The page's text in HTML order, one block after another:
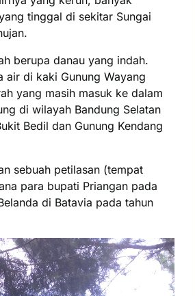
tinggal di sekitar Sungai
berupa danau yang indah.
air di kaki Gunung Wayang
yang masih masuk ke dalam
di wilayah Bandung Selatan
Bedil dan Gunung Kendang
sebuah petilasan (tempat
para bupati Priangan pada
di Batavia pada tahun